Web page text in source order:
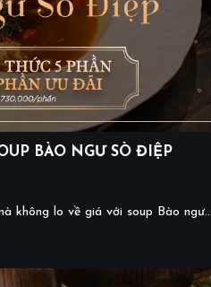
BÀO NGƯ SÒ ĐIỆP
không lo về giá với soup Bào ngư...